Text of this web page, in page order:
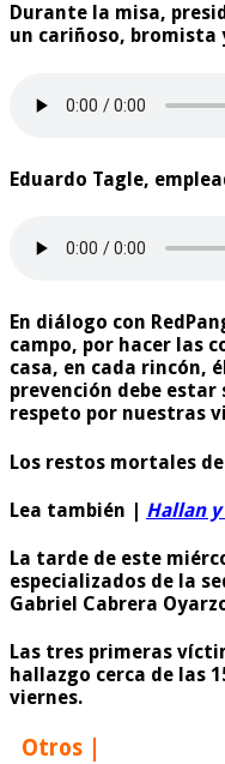
Durante la misa,
un cariñoso, bromista
Eduardo Tagle,
En diálogo con
campo, por hacer las
casa, en cada rincón,
prevención debe estar
respeto por nuestras
Los restos mortales
Lea también | Hallan
La tarde de este
especializados de la
Gabriel Cabrera
Las tres primeras
hallazgo cerca de las
viernes.
Otros |